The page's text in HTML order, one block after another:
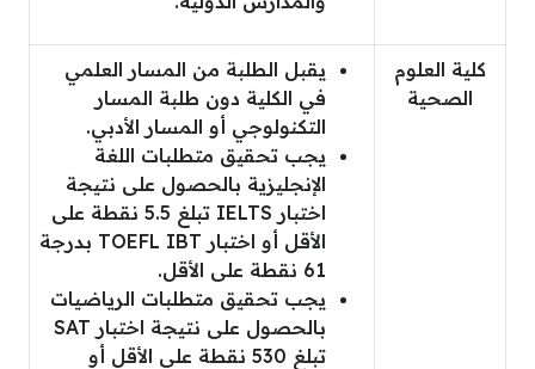
كلية العلوم
الصحية
يقبل الطلبة من المسار العلمي
في الكلية دون طلبة المسار
التكنولوجي أو المسار الأدبي.
يجب تحقيق متطلبات اللغة
الإنجليزية بالحصول على نتيجة
اختبار IELTS تبلغ 5.5 نقطة على
الأقل أو اختبار TOEFL IBT بدرجة
61 نقطة على الأقل.
يجب تحقيق متطلبات الرياضيات
بالحصول على نتيجة اختبار SAT
تبلغ 530 نقطة على الأقل أو